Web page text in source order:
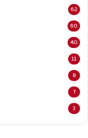
62
60
40
11
8
7
3